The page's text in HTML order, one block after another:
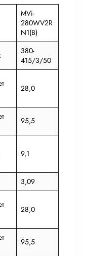
MVi-
280WV2R
N1(B)
380-
415/3/50
28,0
95,5
9,1
3,09
28,0
95,5